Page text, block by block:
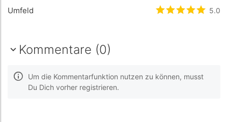
Umfeld bewertet5 /5
5.0
Kommentare (0)
Um die Kommentarfunktion nutzen zu können, musst
Du Dich vorher registrieren.